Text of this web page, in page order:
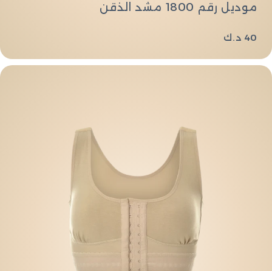
موديل رقم 1800 مشد الذقن
السعر
40 د.ك